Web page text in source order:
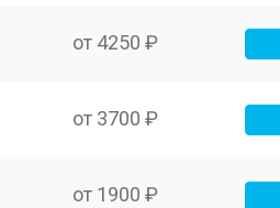
от 4250 ₽
от 3700 ₽
от 1900 ₽